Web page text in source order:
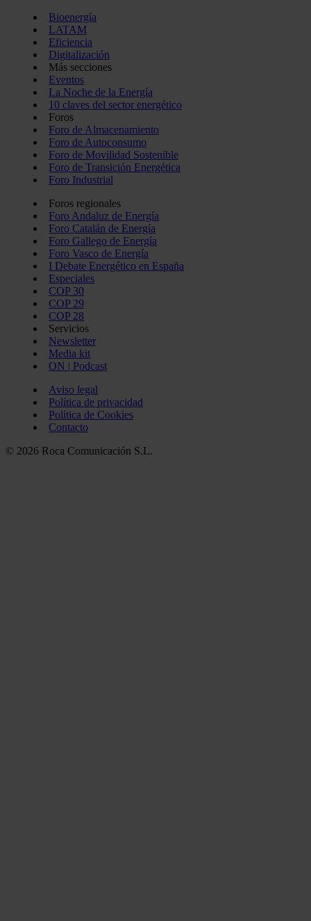
Bioenergía
LATAM
Eficiencia
Digitalización
Más secciones
Eventos
La Noche de la Energía
10 claves del sector energético
Foros
Foro de Almacenamiento
Foro de Autoconsumo
Foro de Movilidad Sostenible
Foro de Transición Energética
Foro Industrial
Foros regionales
Foro Andaluz de Energía
Foro Catalán de Energía
Foro Gallego de Energía
Foro Vasco de Energía
I Debate Energético en España
Especiales
COP 30
COP 29
COP 28
Servicios
Newsletter
Media kit
ON | Podcast
Aviso legal
Política de privacidad
Política de Cookies
Contacto
© 2026 Roca Comunicación S.L.